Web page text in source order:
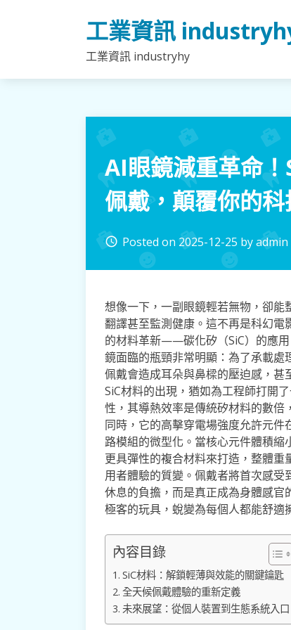
工業資訊
工業資訊 industryhy
AI眼鏡減重革命
佩戴，顛覆你的
access_time Posted on2025-12-25 byadmin
想像一下，一副眼鏡輕若無物，卻能
翻譯甚至監測健康。這不再是科幻
的材料革新——碳化矽（SiC）的應
鏡面臨的瓶頸非常明顯：為了承載
佩戴會造成耳朵與鼻樑的壓迫感，甚
SiC材料的出現，猶如為工程師打開
性，其導熱效率是傳統矽材料的數倍
同時，它的高擊穿電場強度允許元
路模組的微型化。當核心元件體積縮
更具彈性的複合材料來打造，整體
用者體驗的質變。佩戴者將首次感
休息的負擔，而是真正成為身體感
極客的玩具，蛻變為每個人都能舒適
內容目錄
SiC材料：解鎖輕薄與效能的關鍵鑰匙
全天候佩戴體驗的重新定義
未來展望：從個人裝置到生態系統入口